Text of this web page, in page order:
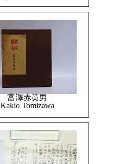
富澤赤黄男
Kakio Tomizawa